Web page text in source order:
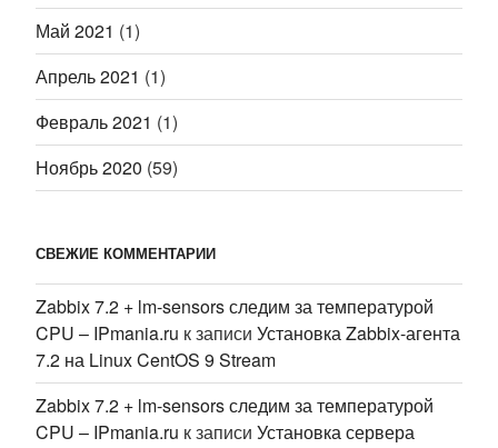
Май 2021 (1)
Апрель 2021 (1)
Февраль 2021 (1)
Ноябрь 2020 (59)
СВЕЖИЕ КОММЕНТАРИИ
Zabbix 7.2 + lm-sensors следим за температурой
CPU – IPmania.ru к записи Установка Zabbix-агента
7.2 на Linux CentOS 9 Stream
Zabbix 7.2 + lm-sensors следим за температурой
CPU – IPmania.ru к записи Установка сервера